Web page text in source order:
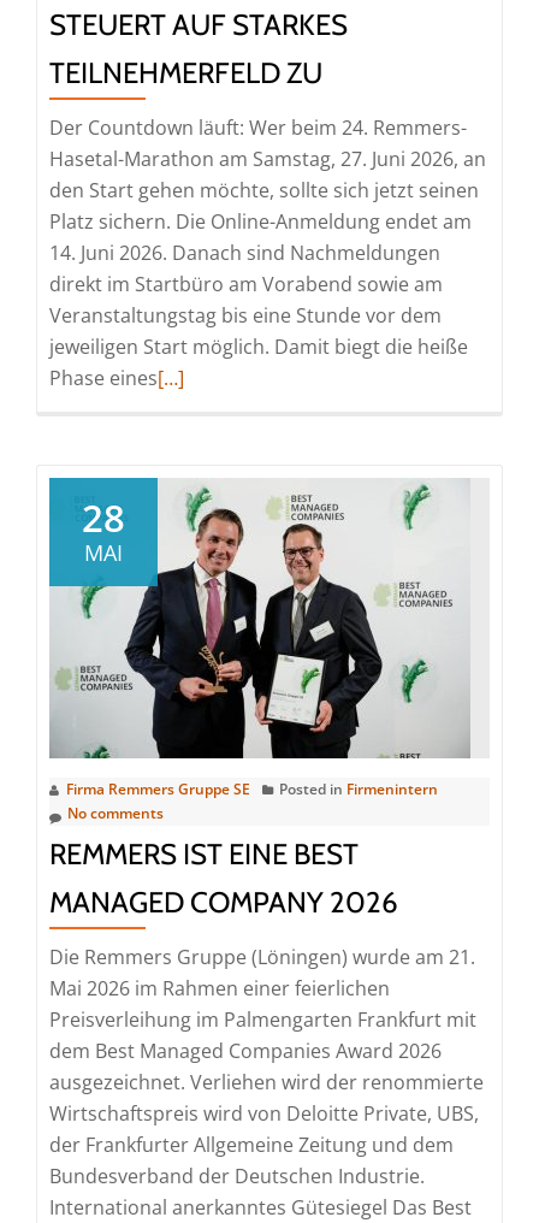
STEUERT AUF STARKES
TEILNEHMERFELD ZU
Der Countdown läuft: Wer beim 24. Remmers-
Hasetal-Marathon am Samstag, 27. Juni 2026, an
den Start gehen möchte, sollte sich jetzt seinen
Platz sichern. Die Online-Anmeldung endet am
14. Juni 2026. Danach sind Nachmeldungen
direkt im Startbüro am Vorabend sowie am
Veranstaltungstag bis eine Stunde vor dem
jeweiligen Start möglich. Damit biegt die heiße
Phase einesRead
Jetzt
noch
online
anmelden:
Remmers-
Hasetal-
Marathon
steuert
starkes
Teilnehmerfeld
zu
[…]
28
MAI
Firma Remmers Gruppe SE Posted in Firmenintern
No comments
REMMERS IST EINE BEST
MANAGED COMPANY 2026
Die Remmers Gruppe (Löningen) wurde am 21.
Mai 2026 im Rahmen einer feierlichen
Preisverleihung im Palmengarten Frankfurt mit
dem Best Managed Companies Award 2026
ausgezeichnet. Verliehen wird der renommierte
Wirtschaftspreis wird von Deloitte Private, UBS,
der Frankfurter Allgemeine Zeitung und dem
Bundesverband der Deutschen Industrie.
International anerkanntes Gütesiegel Das Best